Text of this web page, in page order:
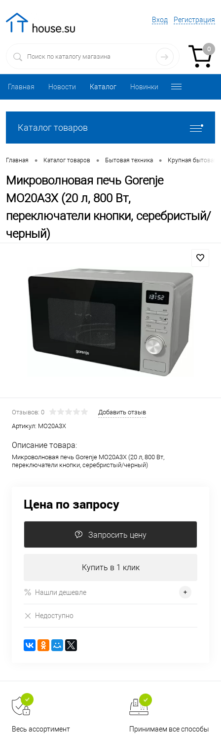
Вход Регистрация
0
Главная Новости Каталог Новинки
Каталог товаров
Главная • Каталог товаров • Бытовая техника • Крупная бытовая
Микроволновая печь Gorenje
MO20A3X (20 л, 800 Вт,
переключатели кнопки, серебристый/
черный)
Отзывов: 0
Добавить отзыв
Артикул: MO20A3X
Описание товара:
Микроволновая печь Gorenje MO20A3X (20 л, 800 Вт,
переключатели кнопки, серебристый/черный)
Цена по запросу
Запросить цену
Купить в 1 клик
Нашли дешевле
Недоступно
Весь ассортимент
Принимаем все способы